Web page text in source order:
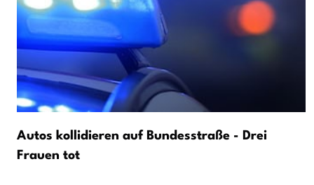
Autos kollidieren auf Bundesstraße - Drei
Frauen tot